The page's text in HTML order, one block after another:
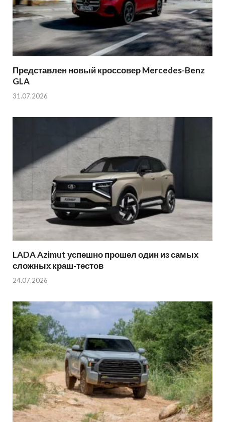
Представлен новый кроссовер Mercedes-Benz
GLA
31.07.2026
LADA Azimut успешно прошел один из самых
сложных краш-тестов
24.07.2026